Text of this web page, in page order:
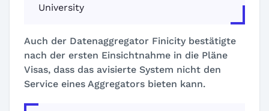
University
Auch der Datenaggregator Finicity bestätigte
nach der ersten Einsichtnahme in die Pläne
Visas, dass das avisierte System nicht den
Service eines Aggregators bieten kann.